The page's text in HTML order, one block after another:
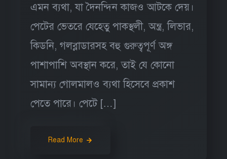
এমন ব্যথা, যা দৈনন্দিন কাজও আটকে দেয়।
পেটের ভেতরে যেহেতু পাকস্থলী, অন্ত্র, লিভার,
কিডনি, গলব্লাডারসহ বহু গুরুত্বপূর্ণ অঙ্গ
পাশাপাশি অবস্থান করে, তাই যে কোনো
সামান্য গোলমালও ব্যথা হিসেবে প্রকাশ
পেতে পারে। পেটে […]
Read More